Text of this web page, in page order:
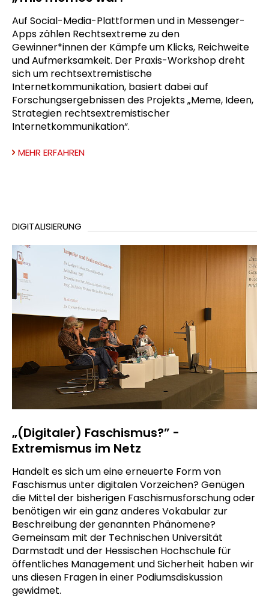
Auf Social-Media-Plattformen und in Messenger-
Apps zählen Rechtsextreme zu den
Gewinner*innen der Kämpfe um Klicks, Reichweite
und Aufmerksamkeit. Der Praxis-Workshop dreht
sich um rechtsextremistische
Internetkommunikation, basiert dabei auf
Forschungsergebnissen des Projekts „Meme, Ideen,
Strategien rechtsextremistischer
Internetkommunikation“.
MEHR ERFAHREN
DIGITALISIERUNG
„(Digitaler) Faschismus?” -
Extremismus im Netz
Handelt es sich um eine erneuerte Form von
Faschismus unter digitalen Vorzeichen? Genügen
die Mittel der bisherigen Faschismusforschung oder
benötigen wir ein ganz anderes Vokabular zur
Beschreibung der genannten Phänomene?
Gemeinsam mit der Technischen Universität
Darmstadt und der Hessischen Hochschule für
öffentliches Management und Sicherheit haben wir
uns diesen Fragen in einer Podiumsdiskussion
gewidmet.